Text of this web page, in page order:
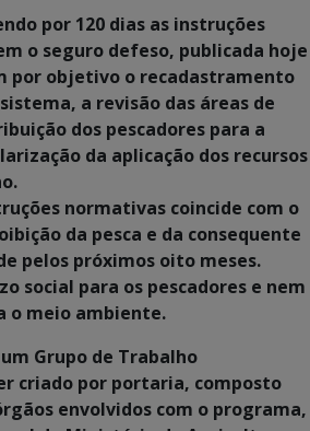
por 120 dias as instruções
o seguro defeso, publicada hoje
por objetivo o recadastramento
a revisão das áreas de
dos pescadores para a
da aplicação dos recursos
normativas coincide com o
da pesca e da consequente
pelos próximos oito meses.
social para os pescadores e nem
o meio ambiente.
Grupo de Trabalho
criado por portaria, composto
envolvidos com o programa,